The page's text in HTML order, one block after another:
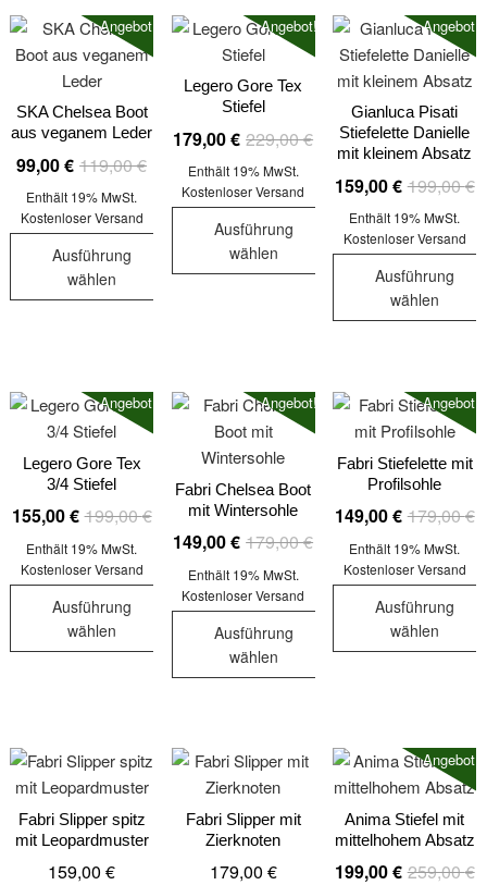
mehrere
Varianten
auf.
Die
Optionen
können
auf
der
gewählt
werden
Varianten
auf.
Die
Optionen
können
auf
der
Produktseite
gewählt
werden
mehrere
Varianten
auf.
Die
Optionen
können
auf
der
gewählt
werden
Angebot!
SKA Chelsea Boot
aus veganem Leder
119,00€Ursprünglicher
Preis
war:
119,00 €
99,00€
Aktueller
Preis
99,00 €.
Enthält 19% MwSt.
Kostenloser Versand
Ausführung
wählen
mehrere
Varianten
auf.
Die
Optionen
können
auf
der
Produktseite
gewählt
werden
Angebot!
Legero Gore Tex
Stiefel
229,00€Ursprünglicher
Preis
war:
229,00 €
179,00€
Aktueller
Preis
179,00 €.
Enthält 19% MwSt.
Kostenloser Versand
Ausführung
wählen
Varianten
auf.
Die
Optionen
können
auf
der
Produktseite
gewählt
werden
Angebot!
Gianluca Pisati
Stiefelette Danielle
mit kleinem Absatz
199,00€
159,00€
Enthält 19% MwSt.
Kostenloser Versand
Ausführung
wählen
mehrere
Varianten
auf.
Die
Optionen
können
auf
gewählt
Angebot!
Legero Gore Tex
3/4 Stiefel
199,00€Ursprünglicher
Preis
199,00 €
155,00€
Aktueller
Preis
155,00 €.
Enthält 19% MwSt.
Kostenloser Versand
Ausführung
wählen
Varianten
auf.
Die
Optionen
können
Angebot!
Fabri Chelsea Boot
mit Wintersohle
179,00€Ursprünglicher
Preis
war:
179,00 €
149,00€
Aktueller
Preis
ist:
149,00 €.
Enthält 19% MwSt.
Kostenloser Versand
Ausführung
wählen
mehrere
Varianten
auf.
Die
Optionen
Angebot!
Fabri Stiefelette mit
Profilsohle
179,00€
149,00€
Enthält 19% MwSt.
Kostenloser Versand
Ausführung
wählen
Varianten
auf.
Die
Optionen
können
Fabri Slipper spitz
mit Leopardmuster
159,00€
Fabri Slipper mit
Zierknoten
179,00 €
Angebot!
Anima Stiefel mit
mittelhohem Absatz
259,00€
199,00€